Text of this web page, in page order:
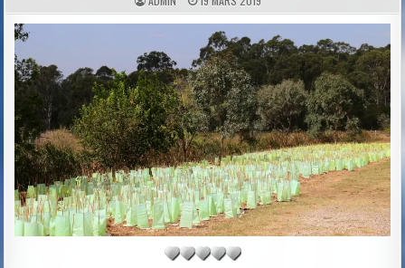
U
T
R
:
U
B
S
H
E
D
D
A
T
E
: